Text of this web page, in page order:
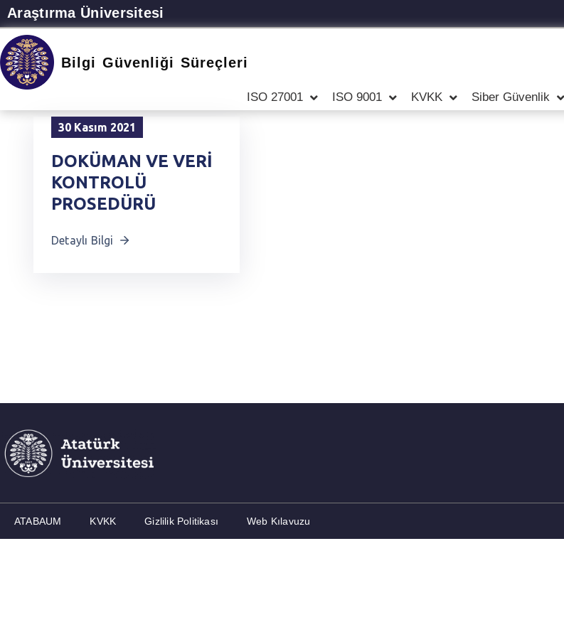
Araştırma Üniversitesi
Bilgi Güvenliği Süreçleri
ISO 27001 ISO 9001 KVKK Siber Güvenlik
30 Kasım 2021
DOKÜMAN VE VERİ
KONTROLÜ
PROSEDÜRÜ
Detaylı Bilgi
ATABAUM KVKK Gizlilik Politikası Web Kılavuzu